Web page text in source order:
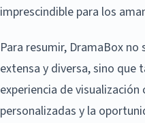
imprescindible para los
Para resumir, DramaBox
extensa y diversa, sino que
experiencia de
personalizadas y la